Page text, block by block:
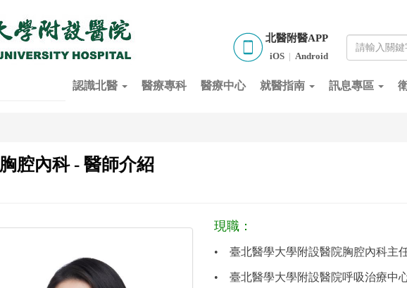
北醫附醫APP
iOS | Android
認識北醫 醫療專科 醫療中心 就醫指南 訊息專區
胸腔內科 - 醫師介紹
現職：
• 臺北醫學大學附設醫院胸腔內科主
• 臺北醫學大學附設醫院呼吸治療中